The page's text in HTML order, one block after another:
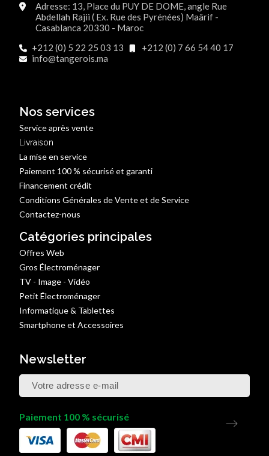
Adresse: 13, Place du PUY DE DOME, angle Rue
Abdellah Rajii ( Ex. Rue des Pyrénées) Maârif -
Casablanca 20330 - Maroc
+212 (0) 5 22 25 03 13
+212 (0) 7 66 54 40 17
info@tangerois.ma
Nos services
Service après vente
Livraison
La mise en service
Paiement 100 % sécurisé et garanti
Financement crédit
Conditions Générales de Vente et de Service
Contactez-nous
Catégories principales
Offres Web
Gros Électroménager
TV - Image - Vidéo
Petit Électroménager
Informatique & Tablettes
Smartphone et Accessoires
Newsletter
Paiement 100 % sécurisé